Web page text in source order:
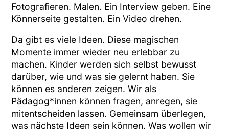
Fotografieren. Malen. Ein Interview geben. Eine
Könnerseite gestalten. Ein Video drehen.
Da gibt es viele Ideen. Diese magischen
Momente immer wieder neu erlebbar zu
machen. Kinder werden sich selbst bewusst
darüber, wie und was sie gelernt haben. Sie
können es anderen zeigen. Wir als
Pädagog*innen können fragen, anregen, sie
mitentscheiden lassen. Gemeinsam überlegen,
was nächste Ideen sein können. Was wollen wir